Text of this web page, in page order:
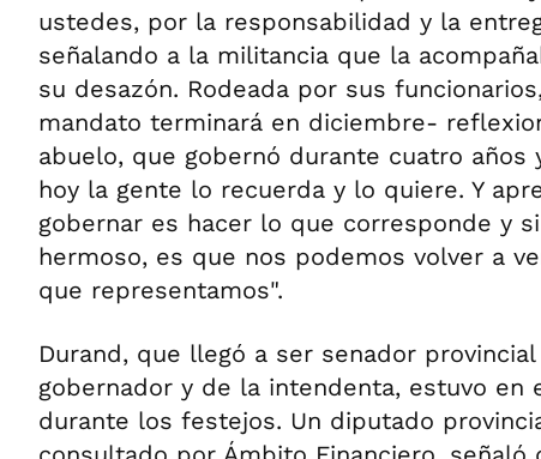
ustedes, por la responsabilidad y la
señalando a la militancia que la
su desazón. Rodeada por sus
mandato terminará en diciembre-
abuelo, que gobernó durante cuatro años
hoy la gente lo recuerda y lo quiere. Y
gobernar es hacer lo que corresponde y
hermoso, es que nos podemos volver a
que representamos".
Durand, que llegó a ser senador
gobernador y de la intendenta, estuvo en
durante los festejos. Un diputado